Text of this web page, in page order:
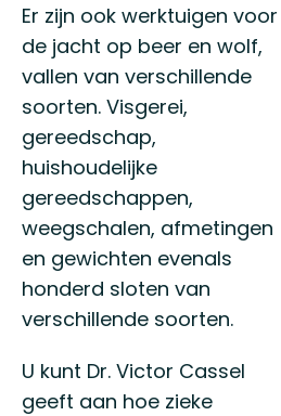
Er zijn ook werktuigen voor
de jacht op beer en wolf,
vallen van verschillende
soorten. Visgerei,
gereedschap,
huishoudelijke
gereedschappen,
weegschalen, afmetingen
en gewichten evenals
honderd sloten van
verschillende soorten.
U kunt Dr. Victor Cassel
geeft aan hoe zieke